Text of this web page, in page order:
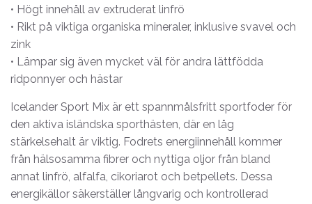
• Högt innehåll av extruderat linfrö
• Rikt på viktiga organiska mineraler, inklusive svavel och
zink
• Lämpar sig även mycket väl för andra lättfödda
ridponnyer och hästar
Icelander Sport Mix är ett spannmålsfritt sportfoder för
den aktiva isländska sporthästen, där en låg
stärkelsehalt är viktig. Fodrets energiinnehåll kommer
från hälsosamma fibrer och nyttiga oljor från bland
annat linfrö, alfalfa, cikoriarot och betpellets. Dessa
energikällor säkerställer långvarig och kontrollerad